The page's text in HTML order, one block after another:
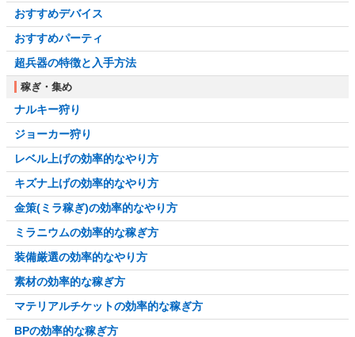
おすすめデバイス
おすすめパーティ
超兵器の特徴と入手方法
稼ぎ・集め
ナルキー狩り
ジョーカー狩り
レベル上げの効率的なやり方
キズナ上げの効率的なやり方
金策(ミラ稼ぎ)の効率的なやり方
ミラニウムの効率的な稼ぎ方
装備厳選の効率的なやり方
素材の効率的な稼ぎ方
マテリアルチケットの効率的な稼ぎ方
BPの効率的な稼ぎ方